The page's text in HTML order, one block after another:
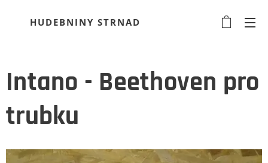
HUDEBNINY STRNAD
Intano - Beethoven pro
trubku